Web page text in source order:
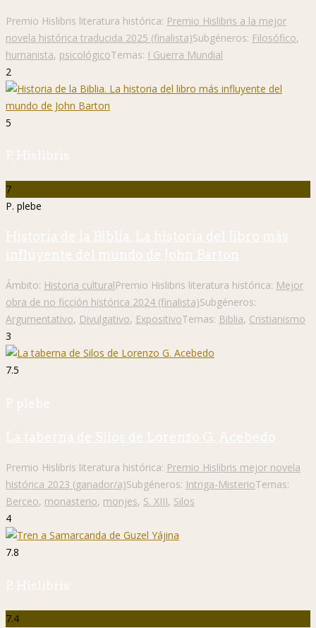
Premio Hislibris literatura histórica: Premio Hislibris a la mejor
novela histórica traducida 2025 (finalista)Subgéneros: Filosófico,
humanista, psicológicoTemas: I Guerra Mundial
2
5
P. Hislibris
7
P. plebe
Historia de la Biblia. La historia del libro más
influyente del mundo de John Barton
Ámbito: Historia culturalPremio Hislibris literatura histórica: Mejor
obra de no ficción histórica 2024 (finalista)Subgéneros:
Argumentativo, Divulgativo, ExpositivoTemas: Biblia, Cristianismo
3
7.5
P. plebe
La taberna de Silos de Lorenzo G. Acebedo
Premio Hislibris literatura histórica: Premio Hislibris mejor novela
histórica 2023 (ganador/a)Subgéneros: Intriga-MisterioTemas:
Berceo, monasterio, monjes, S. XIII, Silos
4
7.8
P. Hislibris
7.4